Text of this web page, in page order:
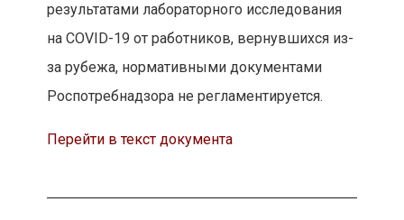
результатами лабораторного исследования
на COVID-19 от работников, вернувшихся из-
за рубежа, нормативными документами
Роспотребнадзора не регламентируется.
Перейти в текст документа